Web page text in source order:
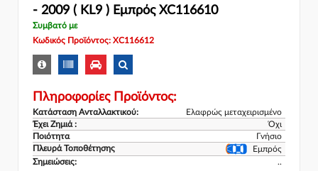
- 2009 ( KL9 ) Εμπρός XC116610
Συμβατό με
Κωδικός Προϊόντος: XC116612
Πληροφορίες Προϊόντος:
Κατάσταση Ανταλλακτικού:
Ελαφρώς μεταχειρισμένο
Έχει Ζημιά :
Όχι
Ποιότητα
Γνήσιο
Πλευρά Τοποθέτησης
Εμπρός
Σημειώσεις:
..